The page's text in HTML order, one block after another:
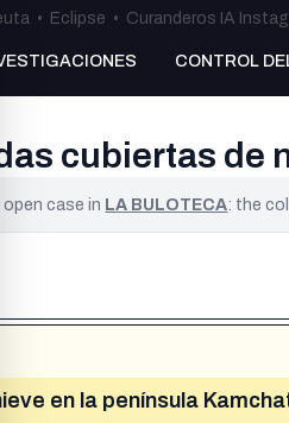
• Eclipse • Curanderos IA
CONTROL
cubiertas de
open case in LA BULOTECA: the
en la península